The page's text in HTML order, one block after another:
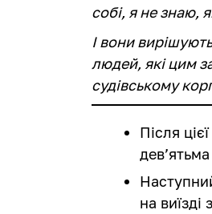
собі, я не знаю,
І вони
людей, які цим
судівському
Після
на